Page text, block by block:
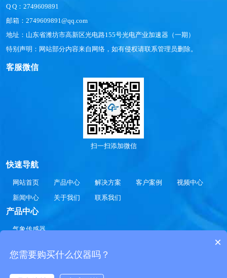
Q Q：2749609891
邮箱：2749609891@qq.com
地址：山东省潍坊市高新区光电路155号光电产业加速器（一期）
特别声明：网站部分内容来自网络，如有侵权请联系管理员删除。
客服微信
扫一扫添加微信
快速导航
网站首页 产品中心 解决方案 客户案例
视频中心
新闻中心
关于我们 联系我们
产品中心
气象传感器
气象环境监测仪 土壤传感器
价格厂家参数QXZ17.COM All Rights Reserved.
×
您需要购买什么仪器吗？